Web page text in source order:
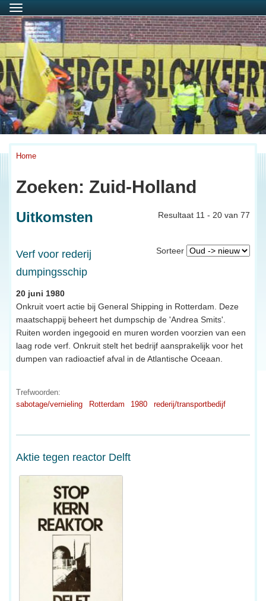
Menu
Home
Zoeken: Zuid-Holland
Resultaat 11 - 20 van 77
Uitkomsten
Sorteer
Verf voor rederij
dumpingsschip
20 juni 1980
Onkruit voert actie bij General Shipping in Rotterdam. Deze
maatschappij beheert het dumpschip de 'Andrea Smits'.
Ruiten worden ingegooid en muren worden voorzien van een
laag rode verf. Onkruit stelt het bedrijf aansprakelijk voor het
dumpen van radioactief afval in de Atlantische Oceaan.
Trefwoorden:
sabotage/vernieling
Rotterdam 1980 rederij/transportbedijf
Aktie tegen reactor Delft